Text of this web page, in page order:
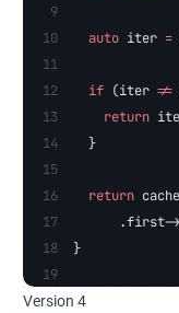
  auto
iter =
  if
(iter !=
    return
  }
  return
.first-
}
Version 4